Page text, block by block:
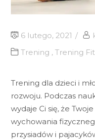
6 lutego, 2021
Trening ,Trening
Trening dla dzieci i
rozwoju. Podczas
wydaje Ci się, że
wychowania
przysiadów i